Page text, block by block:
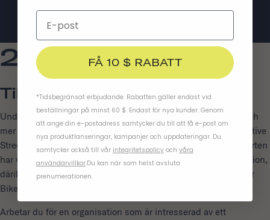
2018
Tillsammans I Detta
Under 2018 stödde vi samhällsinitiativ som främjar säkrare och
mer inkluderande gator genom att samarbeta med Healthy Active
Streets och CicLAvias bilfria offentliga evenemang. Sedan starten
har vi stolt samarbetat med organisationer som delar vår mission,
däribland World Bicycle Relief, Protect Our Winters, People for
Bikes, East Side Riders, LA Bike Coalition och Girls in Gear.
Arbetar du för en organisation som är intresserad av ett
FÅ 10 $ RABATT
*Tidsbegränsat erbjudande. Rabatten gäller endast vid
beställningar på minst 60 $. Endast för nya kunder. Genom
att ange din e-postadress samtycker du till att få e-post om
nya produktlanseringar, kampanjer och uppdateringar. Du
samtycker också till vår integritetspolicy och våra
användarvillkor.Du kan när som helst avsluta
prenumerationen.